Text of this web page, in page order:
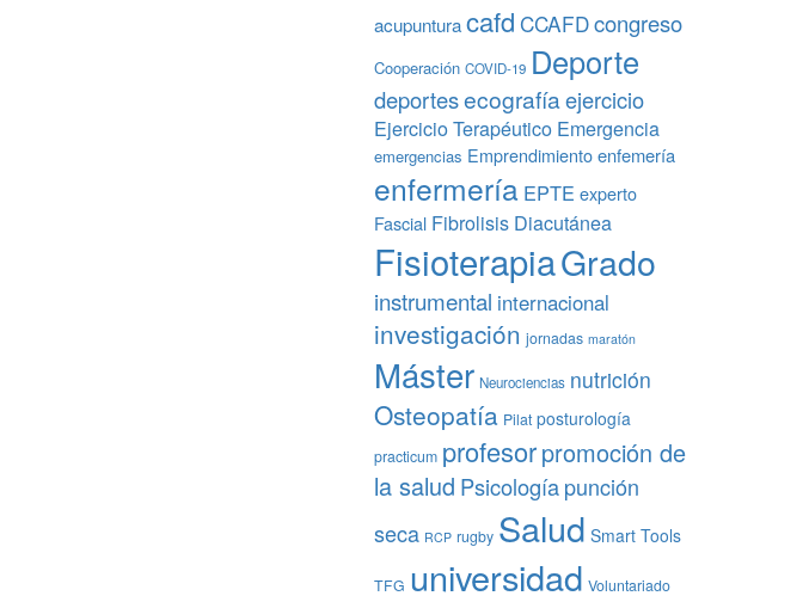
acupuntura cafd CCAFDcongreso
Cooperación COVID-19 Deporte
deportesecografíaejercicio
Ejercicio Terapéutico Emergencia
emergencias Emprendimiento enfemería
enfermería EPTE experto
Fascial Fibrolisis Diacutánea
FisioterapiaGrado
instrumental internacional
investigación jornadas maratón
Máster Neurociencias nutrición
Osteopatía Pilat posturología
practicum profesorpromoción de
la salud Psicología punción
seca RCP rugby Salud Smart Tools
TFG universidad Voluntariado